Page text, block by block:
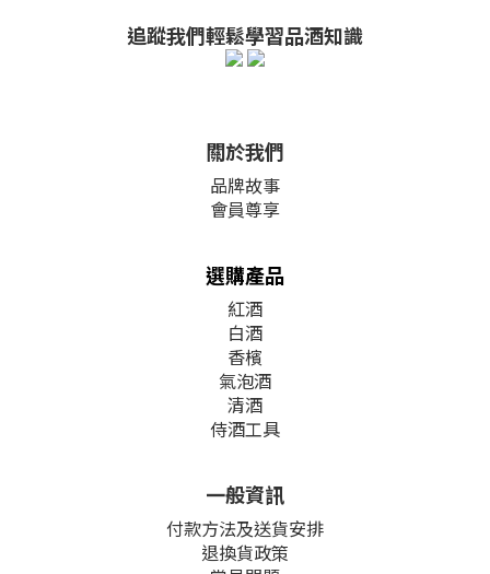
追蹤我們輕鬆學習品酒知識
關於我們
品牌故事
會員尊享
選購產品
紅酒
白酒
香檳
氣泡酒
清酒
侍酒工具
一般資訊
付款方法及送貨安排
退換貨政策